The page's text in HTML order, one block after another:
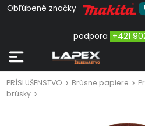
Obľúbené značky
podpora +421
PRÍSLUŠENSTVO Brúsne papiere
brúsky